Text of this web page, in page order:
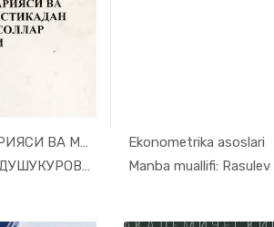
ЭҲТИМОЛЛАР НАЗАРИЯСИ ВА МАТЕМАТИ...
Manba muallifi: А.А.АБДУШУКУРОВ, Т.А.АЗЛА...
In Ekonome...
Ekonometrika asoslari